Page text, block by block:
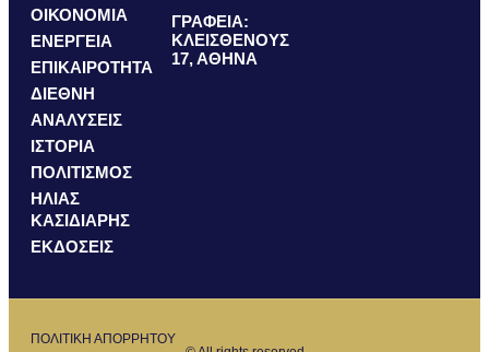
ΟΙΚΟΝΟΜΙΑ
ΕΝΕΡΓΕΙΑ
ΕΠΙΚΑΙΡΟΤΗΤΑ
ΔΙΕΘΝΗ
ΑΝΑΛΥΣΕΙΣ
ΙΣΤΟΡΙΑ
ΠΟΛΙΤΙΣΜΟΣ
ΗΛΙΑΣ
ΚΑΣΙΔΙΑΡΗΣ
ΕΚΔΟΣΕΙΣ
ΓΡΑΦΕΙΑ:
ΚΛΕΙΣΘΕΝΟΥΣ
17, ΑΘΗΝΑ
ΠΟΛΙΤΙΚΗ ΑΠΟΡΡΗΤΟΥ